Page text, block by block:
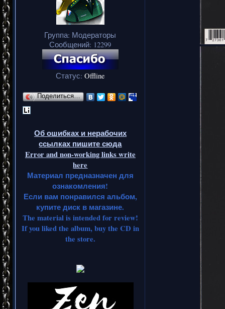
Группа: Модераторы
Сообщений: 12299
Статус: Offline
Поделиться…
Об ошибках и нерабочих
ссылках пишите сюда
Error and non-working links write
here
Материал предназначен для
ознакомления!
Если вам понравился альбом,
купите диск в магазине.
The material is intended for review!
If you liked the album, buy the CD in
the store.